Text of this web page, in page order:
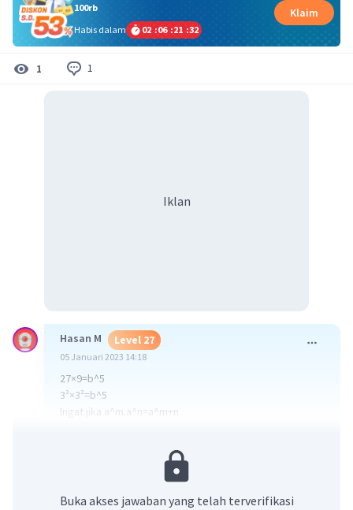
100rb
Habis dalam
02 :06 :21 :31
Klaim
1 1
Iklan
Hasan M Level 27
05 Januari 2023 14:18
27×9=b^5
3³×3²=b^5
Ingat jika a^m.a^n=a^m+n
Beri Rating·0.0(0) Balas
Buka akses jawaban yang telah terverifikasi